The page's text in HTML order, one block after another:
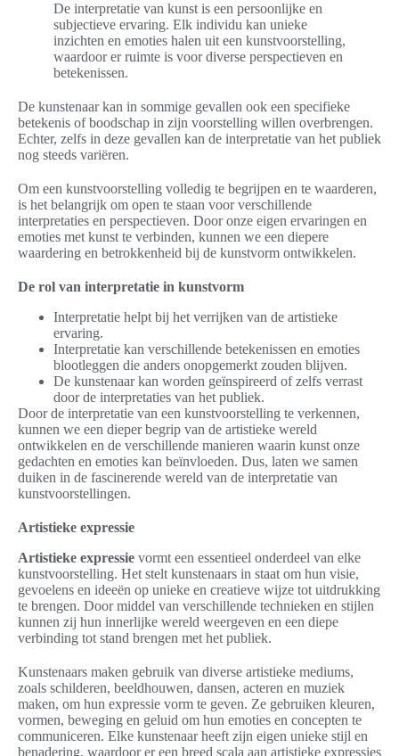
De interpretatie van kunst is een persoonlijke en
subjectieve ervaring. Elk individu kan unieke
inzichten en emoties halen uit een kunstvoorstelling,
waardoor er ruimte is voor diverse perspectieven en
betekenissen.
De kunstenaar kan in sommige gevallen ook een specifieke
betekenis of boodschap in zijn voorstelling willen overbrengen.
Echter, zelfs in deze gevallen kan de interpretatie van het publiek
nog steeds variëren.
Om een kunstvoorstelling volledig te begrijpen en te waarderen,
is het belangrijk om open te staan voor verschillende
interpretaties en perspectieven. Door onze eigen ervaringen en
emoties met kunst te verbinden, kunnen we een diepere
waardering en betrokkenheid bij de kunstvorm ontwikkelen.
De rol van interpretatie in kunstvorm
Interpretatie helpt bij het verrijken van de artistieke
ervaring.
Interpretatie kan verschillende betekenissen en emoties
blootleggen die anders onopgemerkt zouden blijven.
De kunstenaar kan worden geïnspireerd of zelfs verrast
door de interpretaties van het publiek.
Door de interpretatie van een kunstvoorstelling te verkennen,
kunnen we een dieper begrip van de artistieke wereld
ontwikkelen en de verschillende manieren waarin kunst onze
gedachten en emoties kan beïnvloeden. Dus, laten we samen
duiken in de fascinerende wereld van de interpretatie van
kunstvoorstellingen.
Artistieke expressie
Artistieke expressie vormt een essentieel onderdeel van elke
kunstvoorstelling. Het stelt kunstenaars in staat om hun visie,
gevoelens en ideeën op unieke en creatieve wijze tot uitdrukking
te brengen. Door middel van verschillende technieken en stijlen
kunnen zij hun innerlijke wereld weergeven en een diepe
verbinding tot stand brengen met het publiek.
Kunstenaars maken gebruik van diverse artistieke mediums,
zoals schilderen, beeldhouwen, dansen, acteren en muziek
maken, om hun expressie vorm te geven. Ze gebruiken kleuren,
vormen, beweging en geluid om hun emoties en concepten te
communiceren. Elke kunstenaar heeft zijn eigen unieke stijl en
benadering, waardoor er een breed scala aan artistieke expressies